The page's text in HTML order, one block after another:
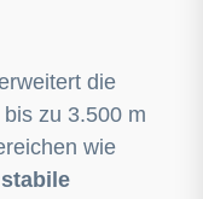
die
zu 3.500 m
wie
stabile